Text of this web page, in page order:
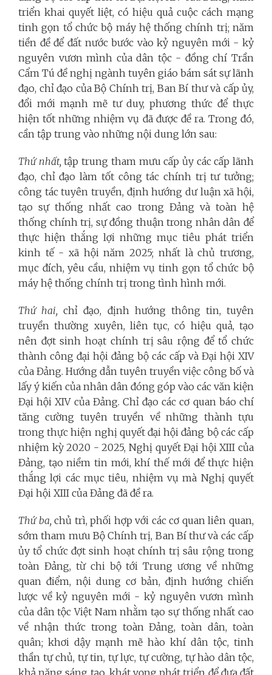
triển khai quyết liệt, có hiệu quả cuộc cách mạng
tinh gọn tổ chức bộ máy hệ thống chính trị; năm
tiền đề để đất nước bước vào kỷ nguyên mới - kỷ
nguyên vươn mình của dân tộc - đồng chí Trần
Cẩm Tú đề nghị ngành tuyên giáo bám sát sự lãnh
đạo, chỉ đạo của Bộ Chính trị, Ban Bí thư và cấp ủy,
đổi mới mạnh mẽ tư duy, phương thức để thực
hiện tốt những nhiệm vụ đã được đề ra. Trong đó,
cần tập trung vào những nội dung lớn sau:
Thứ nhất, tập trung tham mưu cấp ủy các cấp lãnh
đạo, chỉ đạo làm tốt công tác chính trị tư tưởng;
công tác tuyên truyền, định hướng dư luận xã hội,
tạo sự thống nhất cao trong Đảng và toàn hệ
thống chính trị, sự đồng thuận trong nhân dân để
thực hiện thắng lợi những mục tiêu phát triển
kinh tế - xã hội năm 2025; nhất là chủ trương,
mục đích, yêu cầu, nhiệm vụ tinh gọn tổ chức bộ
máy hệ thống chính trị trong tình hình mới.
Thứ hai, chỉ đạo, định hướng thông tin, tuyên
truyền thường xuyên, liên tục, có hiệu quả, tạo
nên đợt sinh hoạt chính trị sâu rộng để tổ chức
thành công đại hội đảng bộ các cấp và Đại hội XIV
của Đảng. Hướng dẫn tuyên truyền việc công bố và
lấy ý kiến của nhân dân đóng góp vào các văn kiện
Đại hội XIV của Đảng. Chỉ đạo các cơ quan báo chí
tăng cường tuyên truyền về những thành tựu
trong thực hiện nghị quyết đại hội đảng bộ các cấp
nhiệm kỳ 2020 - 2025, Nghị quyết Đại hội XIII của
Đảng, tạo niềm tin mới, khí thế mới để thực hiện
thắng lợi các mục tiêu, nhiệm vụ mà Nghị quyết
Đại hội XIII của Đảng đã đề ra.
Thứ ba, chủ trì, phối hợp với các cơ quan liên quan,
sớm tham mưu Bộ Chính trị, Ban Bí thư và các cấp
ủy tổ chức đợt sinh hoạt chính trị sâu rộng trong
toàn Đảng, từ chi bộ tới Trung ương về những
quan điểm, nội dung cơ bản, định hướng chiến
lược về kỷ nguyên mới - kỷ nguyên vươn mình
của dân tộc Việt Nam nhằm tạo sự thống nhất cao
về nhận thức trong toàn Đảng, toàn dân, toàn
quân; khơi dậy mạnh mẽ hào khí dân tộc, tinh
thần tự chủ, tự tin, tự lực, tự cường, tự hào dân tộc,
khả năng sáng tạo, khát vọng phát triển để đưa đất